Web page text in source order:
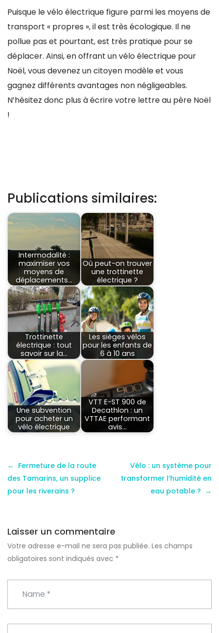
Puisque le vélo électrique figure parmi les moyens de
transport « propres », il est très écologique. Il ne
pollue pas et pourtant, est très pratique pour se
déplacer. Ainsi, en offrant un vélo électrique pour
Noël, vous devenez un citoyen modèle et vous
gagnez différents avantages non négligeables.
N’hésitez donc plus à écrire votre lettre au père Noël
!
Publications similaires:
Intermodalité :
maximiser vos
moyens de
déplacements…
Où peut-on trouver
une trottinette
électrique ?
Trottinette
électrique : tout
savoir sur la…
Les sièges vélos
pour les enfants de
6 à 10 ans
Une subvention
pour acheter un
vélo électrique
VTT E-ST 900 de
Decathlon : un
VTTAE performant
avis…
Fermeture de la route
des Tamarins, un supplice
pour les riverains ?
Vélo : un système pour
transformer l’humidité en
eau potable ?
Laisser un commentaire
Votre adresse e-mail ne sera pas publiée. Les champs
obligatoires sont indiqués avec *
m
e